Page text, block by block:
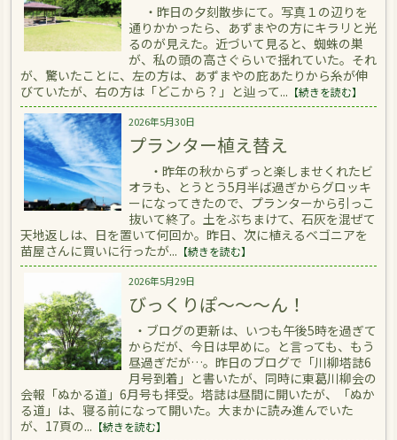
・昨日の夕刻散歩にて。写真１の辺りを
通りかかったら、あずまやの方にキラリと光
るのが見えた。近づいて見ると、蜘蛛の巣
が、私の頭の高さぐらいで揺れていた。それ
が、驚いたことに、左の方は、あずまやの庇あたりから糸が伸
びていたが、右の方は「どこから？」と辿って... 【続きを読む】
2026年5月30日
プランター植え替え
・昨年の秋からずっと楽しませくれたビ
オラも、とうとう5月半ば過ぎからグロッキ
ーになってきたので、プランターから引っこ
抜いて終了。土をぶちまけて、石灰を混ぜて
天地返しは、日を置いて何回か。昨日、次に植えるベゴニアを
苗屋さんに買いに行ったが... 【続きを読む】
2026年5月29日
びっくりぽ～～～ん！
・ブログの更新は、いつも午後5時を過ぎて
からだが、今日は早めに。と言っても、もう
昼過ぎだが…。昨日のブログで「川柳塔誌6
月号到着」と書いたが、同時に東葛川柳会の
会報「ぬかる道」6月号も拝受。塔誌は昼間に開いたが、「ぬか
る道」は、寝る前になって開いた。大まかに読み進んでいた
が、17頁の... 【続きを読む】